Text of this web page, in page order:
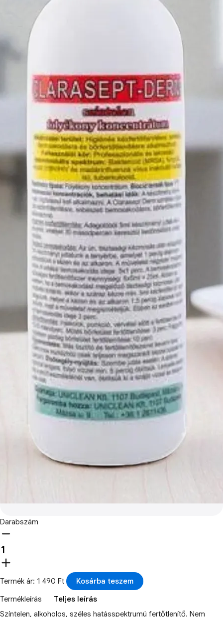
Darabszám
Termék ár: 1 490 Ft
Kosárba teszem
Termékleírás
Teljes leírás
Színtelen, alkoholos, széles hatásspektrumú fertőtlenítő. Nem